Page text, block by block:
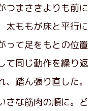
つまさきよりも前に
太ももが床と平行に
って足をもとの位置
て同じ動作を繰り返
踏ん張り直した。
さな筋肉の順に。ど